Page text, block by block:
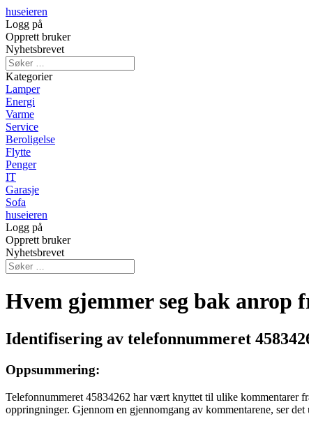
huseieren
Logg på
Opprett bruker
Nyhetsbrevet
Kategorier
Lamper
Energi
Varme
Service
Beroligelse
Flytte
Penger
IT
Garasje
Sofa
huseieren
Logg på
Opprett bruker
Nyhetsbrevet
Hvem gjemmer seg bak anrop
Identifisering av telefonnummeret
Oppsummering:
Telefonnummeret 45834262 har vært knyttet til ulike kommentarer
oppringninger. Gjennom en gjennomgang av kommentarene, ser